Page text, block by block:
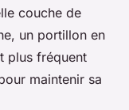
couche de
un portillon en
plus fréquent
maintenir sa